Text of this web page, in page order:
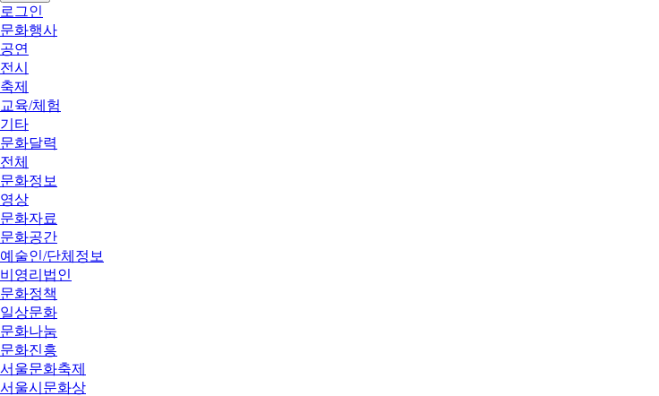
로그인
문화행사
공연
전시
축제
교육/체험
기타
문화달력
전체
문화정보
영상
문화자료
문화공간
예술인/단체정보
비영리법인
문화정책
일상문화
문화나눔
문화진흥
서울문화축제
서울시문화상